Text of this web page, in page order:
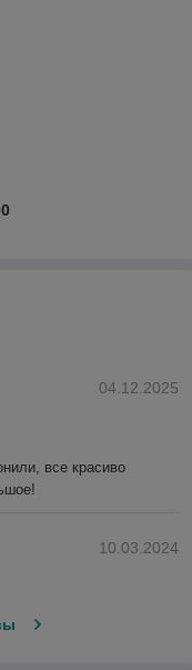
04.12.2025
все красиво
10.03.2024